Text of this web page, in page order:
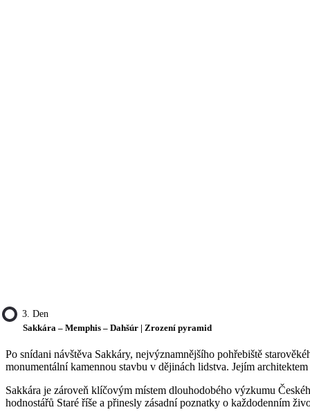
3. Den
Sakkára – Memphis – Dahšúr | Zrození pyramid
Po snídani návštěva Sakkáry, nejvýznamnějšího pohřebiště
monumentální kamennou stavbu v dějinách lidstva. Jejím
Sakkára je zároveň klíčovým místem dlouhodobého výzkumu
hodnostářů Staré říše a přinesly zásadní poznatky o každodenním